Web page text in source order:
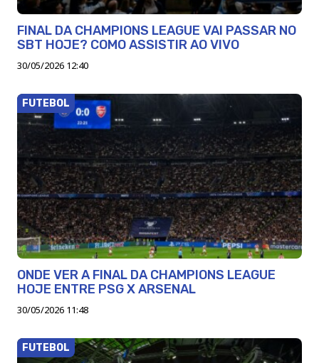
FINAL DA CHAMPIONS LEAGUE VAI PASSAR NO
SBT HOJE? COMO ASSISTIR AO VIVO
30/05/2026 12:40
FUTEBOL
ONDE VER A FINAL DA CHAMPIONS LEAGUE
HOJE ENTRE PSG X ARSENAL
30/05/2026 11:48
FUTEBOL